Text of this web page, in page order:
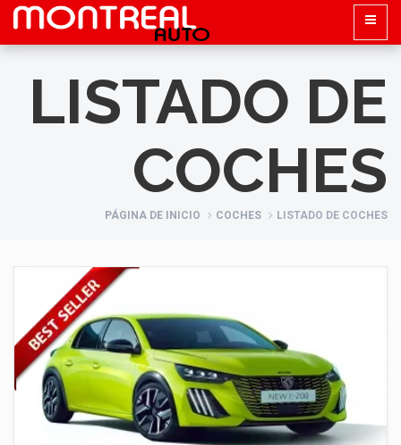
LISTADO DE
COCHES
PÁGINA DE INICIO COCHES LISTADO DE COCHES